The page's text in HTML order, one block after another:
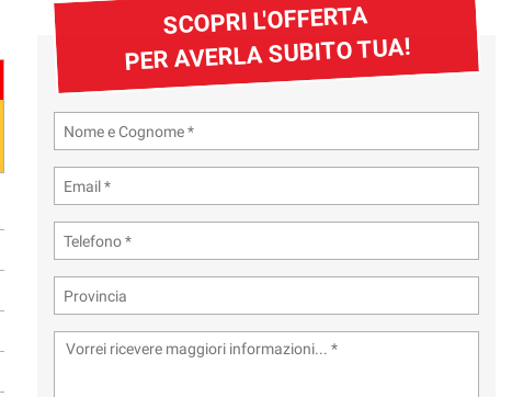
SCOPRI L'OFFERTA
PER AVERLA SUBITO TUA!